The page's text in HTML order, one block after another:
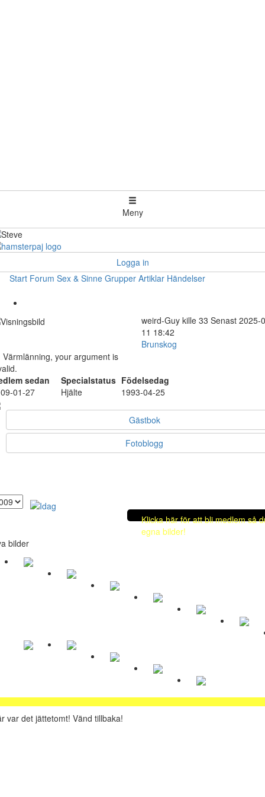
Meny
Logga in
Start Forum Sex & Sinne Grupper Artiklar Händelser
weird-Guy kille 33 Senast 2025-
11 18:42
Brunskog
Värmlänning, your argument is
sedan
Specialstatus Födelsedag
01-27
Hjälte 1993-04-25
Gästbok
Fotoblogg
Klicka här för att bli medlem så
egna bilder!
bilder
var det jättetomt! Vänd tillbaka!